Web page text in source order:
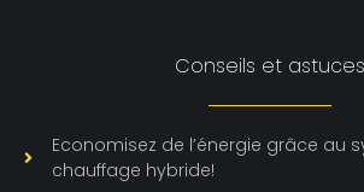
Conseils et astuces
Economisez de l’énergie grâce au
chauffage hybride!